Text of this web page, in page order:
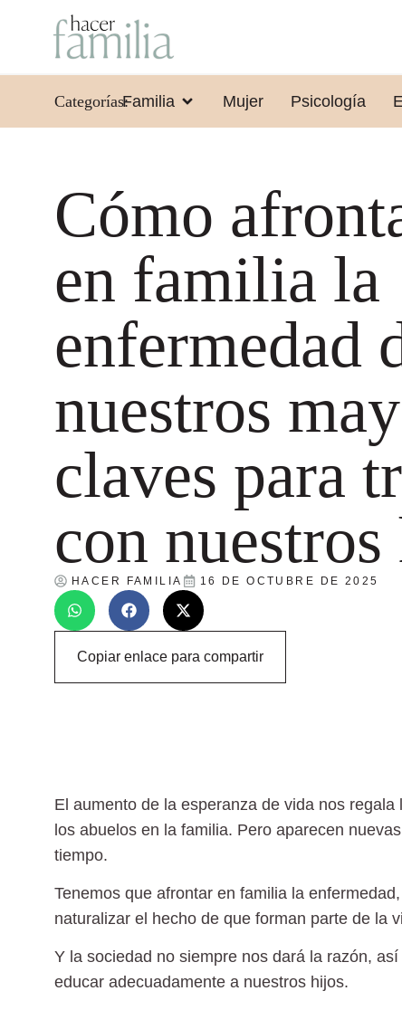
Categorías:Familia Mujer Psicología
Cómo
en familia la
enfermedad
nuestros
claves para
con
HACER FAMILIA 16 DE OCTUBRE DE 2025
Copiar enlace para compartir
El aumento de la esperanza de vida nos
los abuelos en la familia. Pero aparecen
tiempo.
Tenemos que afrontar en familia la
naturalizar el hecho de que forman parte de la
Y la sociedad no siempre nos dará la razón,
educar adecuadamente a nuestros hijos.